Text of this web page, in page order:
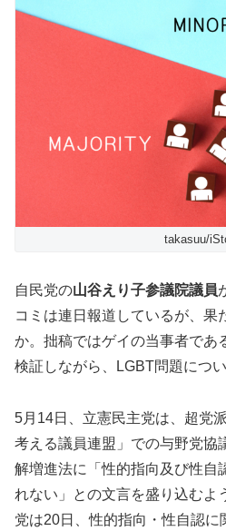
takasuu/
自民党の山谷えり子参議院議員
コミは連日報道しているが、果
か。拙稿ではゲイの当事者であ
検証しながら、LGBT問題につ
5月14日、立憲民主党は、超党
考える議員連盟」での与野党協
解増進法に「性的指向及び性自
れない」との文言を盛り込むよ
党は20日、性的指向・性自認に